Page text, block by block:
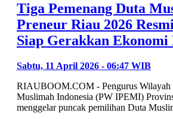
Tiga Pemenang Duta
Preneur Riau 2026
Siap Gerakkan Ekonomi
Sabtu, 11 April 2026 - 06:47 WIB
RIAUBOOM.COM - Pengurus Wilayah
Muslimah Indonesia (PW IPEMI)
menggelar puncak pemilihan Duta